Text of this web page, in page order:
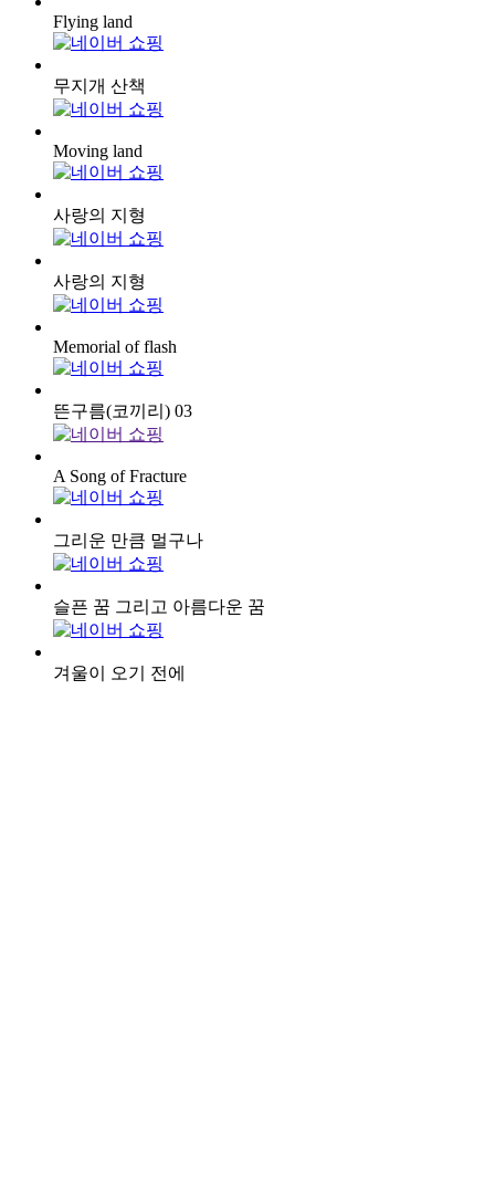
Flying land
무지개 산책
Moving land
사랑의 지형
사랑의 지형
Memorial of flash
뜬구름(코끼리) 03
A Song of Fracture
그리운 만큼 멀구나
슬픈 꿈 그리고 아름다운 꿈
겨울이 오기 전에